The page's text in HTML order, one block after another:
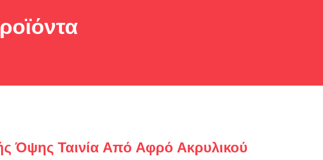
Όψης Ταινία Από Αφρό Ακρυλικού